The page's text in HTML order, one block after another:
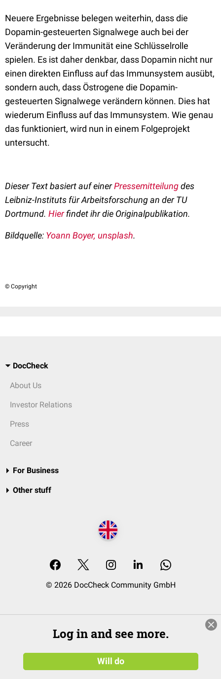
Neuere Ergebnisse belegen weiterhin, dass die
Dopamin-gesteuerten Signalwege auch bei der
Veränderung der Immunität eine Schlüsselrolle
spielen. Es ist daher denkbar, dass Dopamin nicht nur
einen direkten Einfluss auf das Immunsystem ausübt,
sondern auch, dass Östrogene die Dopamin-
gesteuerten Signalwege verändern können. Dies hat
wiederum Einfluss auf das Immunsystem. Wie genau
das funktioniert, wird nun in einem Folgeprojekt
untersucht.
Dieser Text basiert auf einerPressemitteilungdes
Leibniz-Instituts für Arbeitsforschung an der TU
Dortmund. Hierfindet ihr die Originalpublikation.
Bildquelle: Yoann Boyer, unsplash.
© Copyright
DocCheck
About Us
Investor Relations
Press
Career
For Business
Other stuff
© 2026 DocCheck Community GmbH
Log in and see more.
Will do